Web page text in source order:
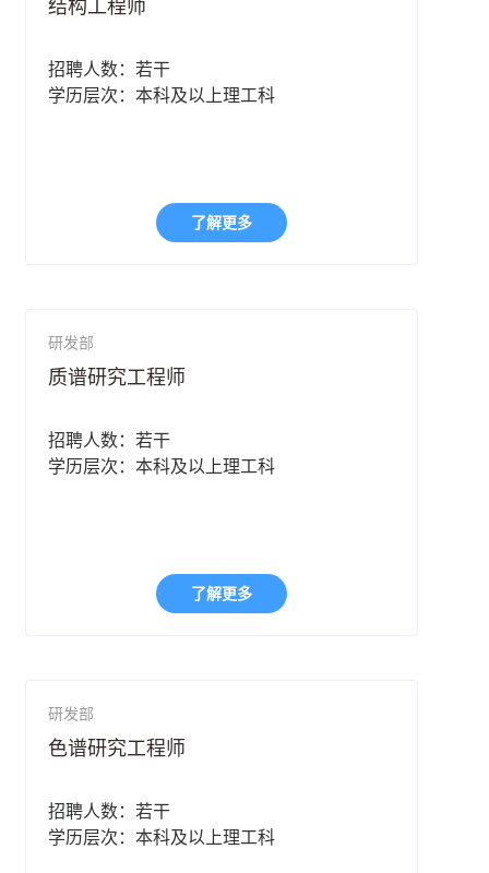
结构工程师
招聘人数：若干
学历层次：本科及以上理工科
了解更多
研发部
质谱研究工程师
招聘人数：若干
学历层次：本科及以上理工科
了解更多
研发部
色谱研究工程师
招聘人数：若干
学历层次：本科及以上理工科